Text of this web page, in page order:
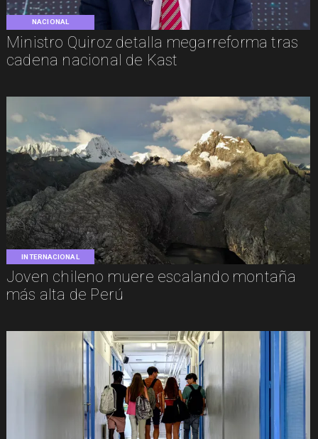
NACIONAL
Ministro Quiroz detalla megarreforma tras
cadena nacional de Kast
INTERNACIONAL
Joven chileno muere escalando montaña
más alta de Perú